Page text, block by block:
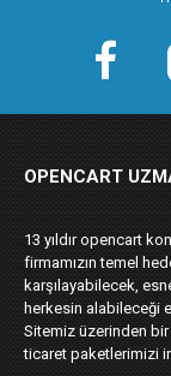
OPENCART
13 yıldır opencart
firmamızın temel
karşılayabilecek,
herkesin alabileceği
Sitemiz üzerinden bir
ticaret paketlerimizi